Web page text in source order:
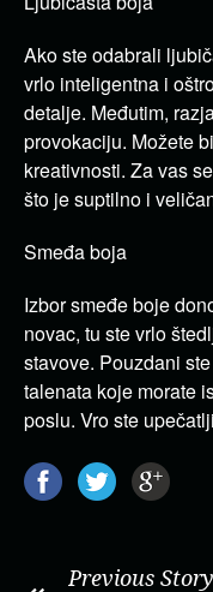
Ako ste odabrali
vrlo inteligentna i
detalje. Međutim,
provokaciju. Možete
kreativnosti. Za vas
što je suptilno i
Smeđa boja
Izbor smeđe boje
novac, tu ste vrlo
stavove. Pouzdani
talenata koje morate
poslu. Vro ste
Previous Story